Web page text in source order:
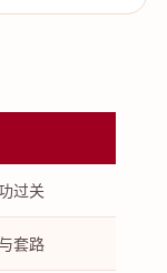
过关
套路